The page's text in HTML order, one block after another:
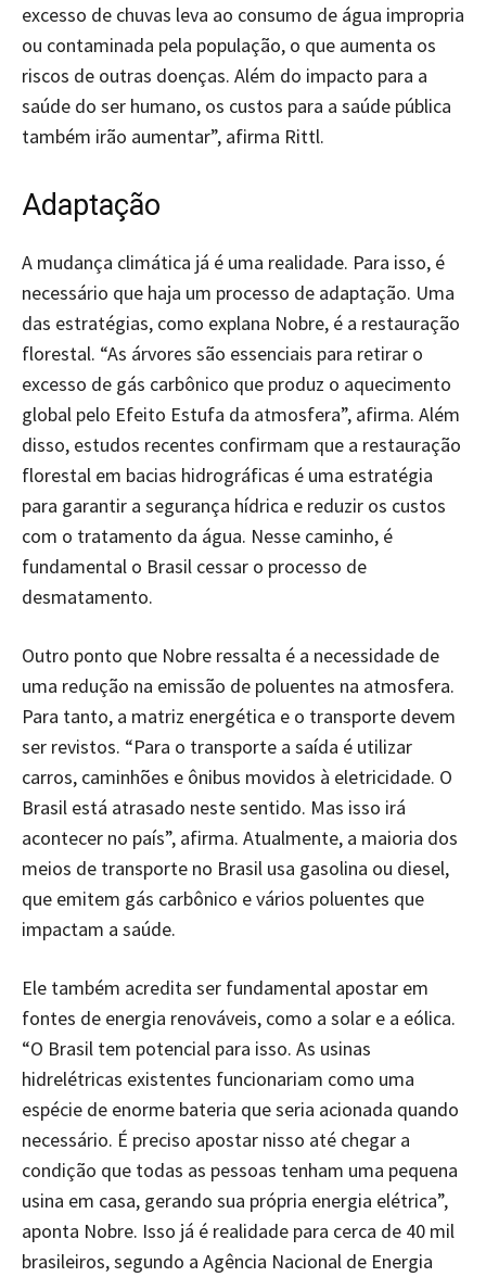
excesso de chuvas leva ao consumo de água impropria
ou contaminada pela população, o que aumenta os
riscos de outras doenças. Além do impacto para a
saúde do ser humano, os custos para a saúde pública
também irão aumentar”, afirma Rittl.
Adaptação
A mudança climática já é uma realidade. Para isso, é
necessário que haja um processo de adaptação. Uma
das estratégias, como explana Nobre, é a restauração
florestal. “As árvores são essenciais para retirar o
excesso de gás carbônico que produz o aquecimento
global pelo Efeito Estufa da atmosfera”, afirma. Além
disso, estudos recentes confirmam que a restauração
florestal em bacias hidrográficas é uma estratégia
para garantir a segurança hídrica e reduzir os custos
com o tratamento da água. Nesse caminho, é
fundamental o Brasil cessar o processo de
desmatamento.
Outro ponto que Nobre ressalta é a necessidade de
uma redução na emissão de poluentes na atmosfera.
Para tanto, a matriz energética e o transporte devem
ser revistos. “Para o transporte a saída é utilizar
carros, caminhões e ônibus movidos à eletricidade. O
Brasil está atrasado neste sentido. Mas isso irá
acontecer no país”, afirma. Atualmente, a maioria dos
meios de transporte no Brasil usa gasolina ou diesel,
que emitem gás carbônico e vários poluentes que
impactam a saúde.
Ele também acredita ser fundamental apostar em
fontes de energia renováveis, como a solar e a eólica.
“O Brasil tem potencial para isso. As usinas
hidrelétricas existentes funcionariam como uma
espécie de enorme bateria que seria acionada quando
necessário. É preciso apostar nisso até chegar a
condição que todas as pessoas tenham uma pequena
usina em casa, gerando sua própria energia elétrica”,
aponta Nobre. Isso já é realidade para cerca de 40 mil
brasileiros, segundo a Agência Nacional de Energia